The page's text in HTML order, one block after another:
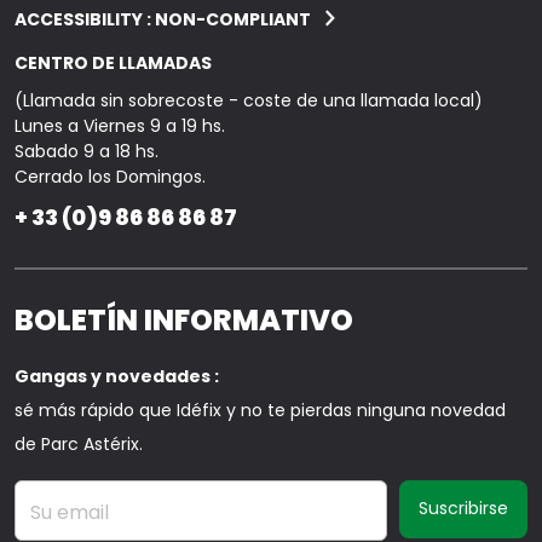
ACCESSIBILITY : NON-COMPLIANT
CENTRO DE LLAMADAS
(Llamada sin sobrecoste - coste de una llamada local)
Lunes a Viernes 9 a 19 hs.
Sabado 9 a 18 hs.
Cerrado los Domingos.
+ 33 (0)9 86 86 86 87
BOLETÍN INFORMATIVO
Gangas y novedades :
sé más rápido que Idéfix y no te pierdas ninguna novedad
de Parc Astérix.
Su email